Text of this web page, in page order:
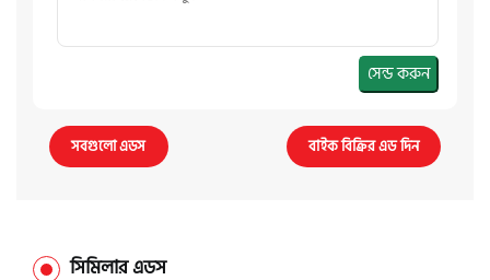
সেন্ড করুন
সবগুলো এডস বাইক বিক্রির এড দিন
সিমিলার এডস